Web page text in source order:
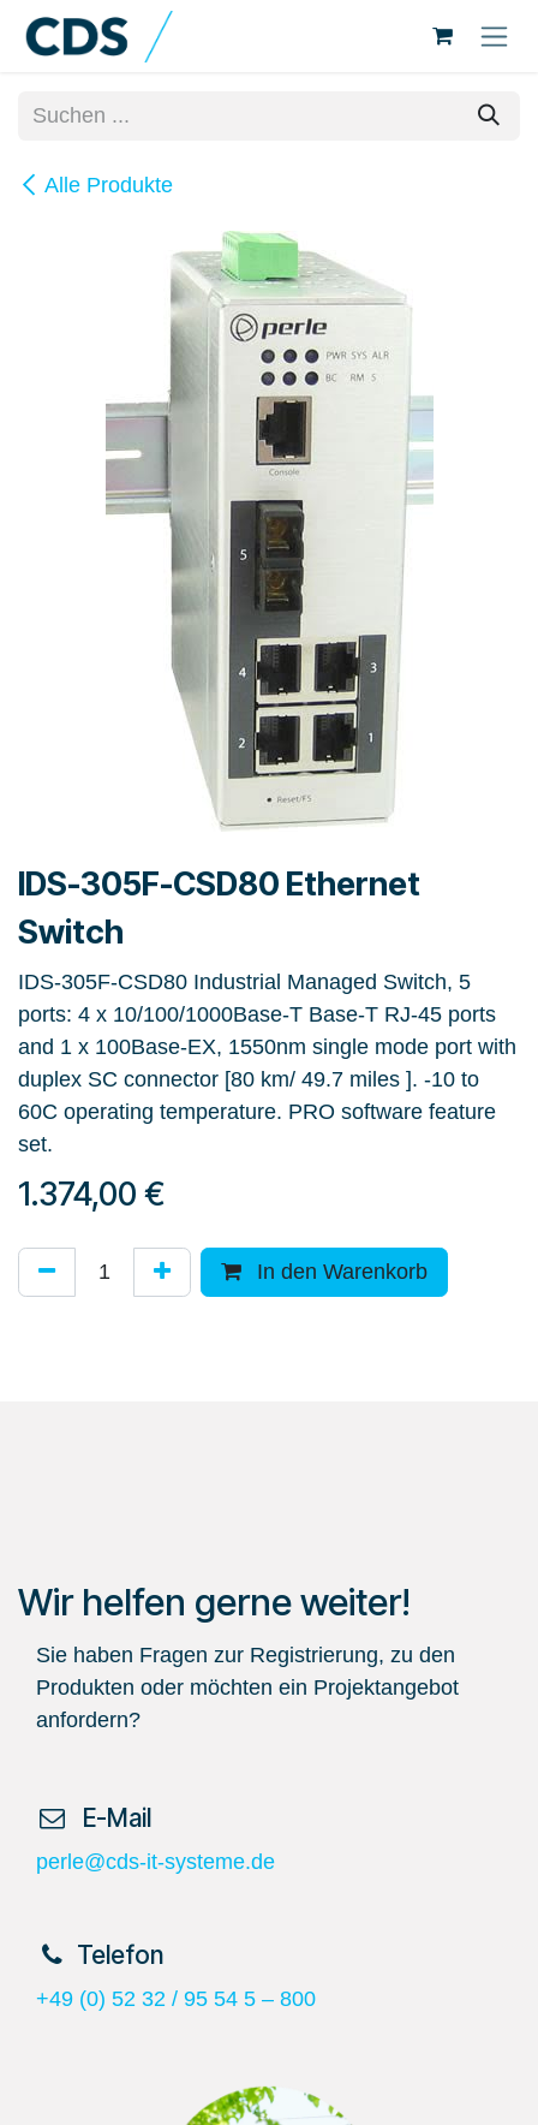
Zum Inhalt springen
Alle Produkte
IDS-305F-CSD80 Ethernet
Switch
IDS-305F-CSD80 Industrial Managed Switch, 5
ports: 4 x 10/100/1000Base-T Base-T RJ-45 ports
and 1 x 100Base-EX, 1550nm single mode port with
duplex SC connector [80 km/ 49.7 miles ]. -10 to
60C operating temperature. PRO software feature
set.
1.374,00 €
In den Warenkorb
Wir helfen gerne weiter!
Sie haben Fragen zur Registrierung, zu den
Produkten oder möchten ein Projektangebot
anfordern?
​ E-Mail
perle@cds-it-systeme.de
​Telefon
+49 (0) 52 32 / 95 54 5 – 800